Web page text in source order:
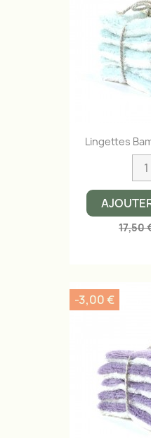
Lingettes
17,50
-3,00 €